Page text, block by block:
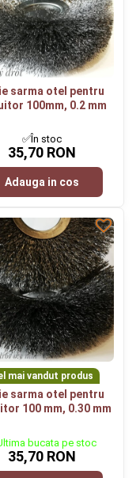
sarma otel pentru
100mm, 0.2 mm
✅În stoc
35,70 RON
Adauga in cos
mai vandut produs
sarma otel pentru
100 mm, 0.30 mm
bucata pe stoc
35,70 RON